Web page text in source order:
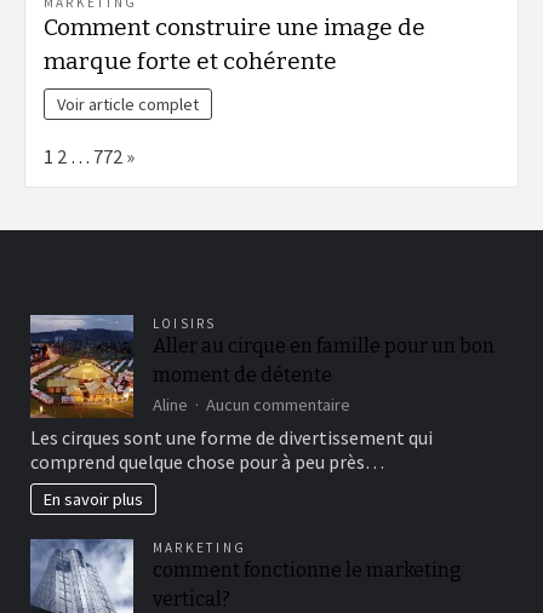
Comment construire une image de
marque forte et cohérente
Voir article complet
Page:
1 2 … 772 Next
»
LOISIRS
Aller au cirque en famille pour un bon
moment de détente
Aline Aucun commentaire
au
cirque
bon
Les cirques sont une forme de divertissement qui
comprend quelque chose pour à peu près…
En savoir plus
MARKETING
comment fonctionne le marketing
vertical?